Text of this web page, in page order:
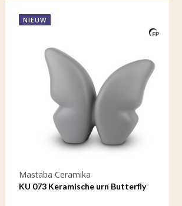
NIEUW
Mastaba Ceramika
KU 073 Keramische urn Butterfly